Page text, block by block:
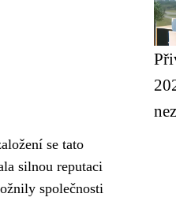
se tato
silnou reputaci
společnosti